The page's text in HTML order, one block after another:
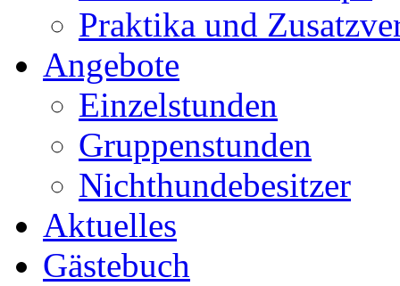
Praktika und
Angebote
Einzelstunden
Gruppenstunden
Nichthundebesitzer
Aktuelles
Gästebuch